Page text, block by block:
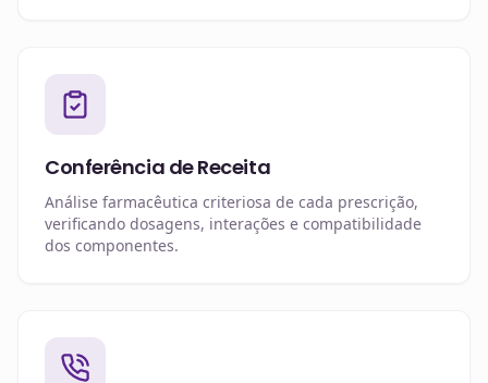
Conferência de Receita
Análise farmacêutica criteriosa de cada prescrição,
verificando dosagens, interações e compatibilidade
dos componentes.